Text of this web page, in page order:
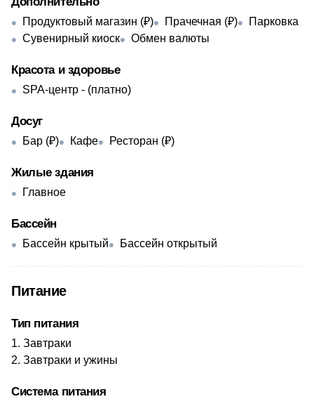
Продуктовый магазин (₽) Прачечная (₽)
Парковка
Сувенирный киоск
Обмен валюты
Красота и здоровье
SPA-центр - ​(платно)
Досуг
Бар (₽) Кафе Ресторан (₽)
Жилые здания
Главное
Бассейн
Бассейн крытый Бассейн открытый
Питание
Тип питания
Завтраки
Завтраки и ужины
Система питания